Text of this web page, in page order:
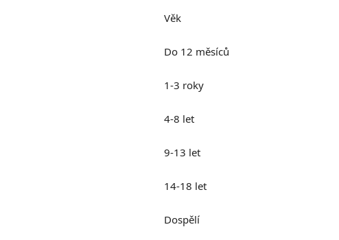
Věk
Do 12 měsíců
1-3 roky
4-8 let
9-13 let
14-18 let
Dospělí